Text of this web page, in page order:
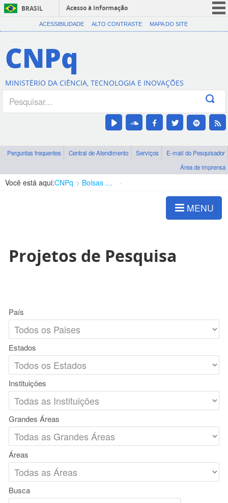
BRASIL
Acesso à informação
CORONAVÍRUS (COVID-19)
Canais
ACESSIBILIDADE ALTO CONTRASTE MAPA DO SITE
CNPq
MINISTÉRIO DA CIÊNCIA, TECNOLOGIA E INOVAÇÕES
Perguntas frequentes Central de Atendimento Serviços
E-mail do Pesquisador
Área de imprensa
Você está aqui:CNPq Bolsas e Auxílios Vigentes
MENU
Projetos de Pesquisa
País
Estados
Instituições
Grandes Áreas
Áreas
Busca